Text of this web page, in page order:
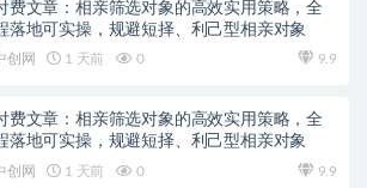
费文章：相亲筛选对象的高效实用策略，全
落地可实操，规避短择、利己型相亲对象
创网 1 天前 0 9.9
费文章：相亲筛选对象的高效实用策略，全
落地可实操，规避短择、利己型相亲对象
创网 1 天前 0 9.9